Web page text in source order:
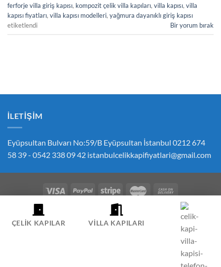
ferforje villa giriş kapısı, kompozit çelik villa kapıları, villa kapısı, villa
kapısı fiyatları, villa kapısı modelleri, yağmura dayanıklı giriş kapısı
etiketlendi
Bir yorum bırak
İLETIŞIM
Eyüpsultan Bulvarı No:59/B Eyüpsultan İstanbul 0212 674
58 39 - 0542 338 09 42 istanbulcelikkapifiyatlari@gmail.com
ÇEREZ POLITIKASI GIZLILIK POLITIKASI
İPTAL VE İADE POLITIKASI
ÇELIK KAPI FIYATLARI SIPARIŞ İLETIŞIM
HESABIM
Oda Kapısı
ÇELIK KAPILAR VILLA KAPILARI